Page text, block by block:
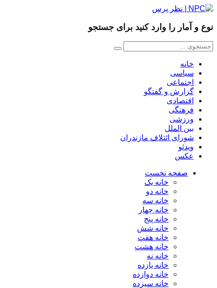
و آمار را وارد کنید برای جستجو
خانه
سیاسی
اجتماعی
گزارش و گفتگو
اقتصادی
فرهنگی
ورزشی
بین الملل
شورای ائتلاف مازندران
ویدئو
عکس
صفحه نخست
خانه یک
خانه دو
خانه سه
خانه چهار
خانه پنج
خانه شش
خانه هفت
خانه هشت
خانه نه
خانه یازده
خانه دوازده
خانه سیزده